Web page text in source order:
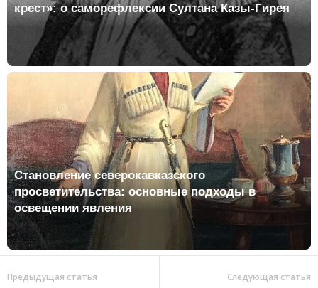
крест»: о саморефлексии Султана Казы-Гирея
Становление северокавказского
просветительства: основные подходы в
освещении явления
Предыдущая статья Следующая статья